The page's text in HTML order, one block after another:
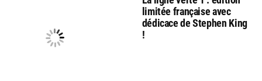
limitée française avec
dédicace de Stephen King
!